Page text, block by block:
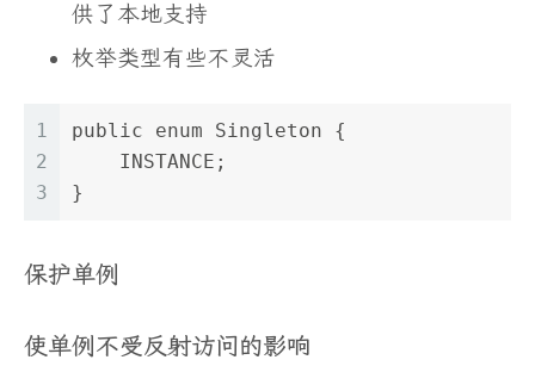
供了本地支持
枚举类型有些不灵活
1
2
3
public enum Singleton {
    INSTANCE;
}
保护单例
使单例不受反射访问的影响